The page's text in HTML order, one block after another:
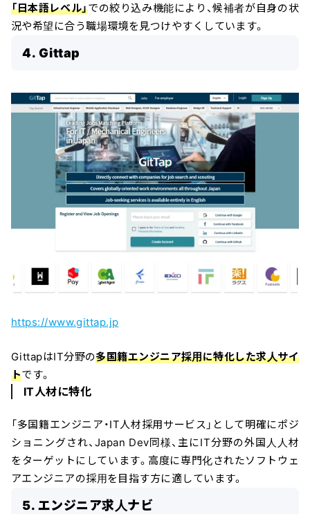
「日本語レベル」での絞り込み機能により、候補者が自身の状
況や希望に合う職場環境を見つけやすくしています。
4. Gittap
https://www.gittap.jp
GittapはIT分野の多国籍エンジニア採用に特化した求人サイ
トです。
IT人材に特化
「多国籍エンジニア・IT人材採用サービス」として明確にポジ
ショニングされ、Japan Dev同様、主にIT分野の外国人人材
をターゲットにしています。高度に専門化されたソフトウェ
アエンジニアの採用を目指す方に適しています。
5. エンジニア求人ナビ